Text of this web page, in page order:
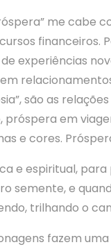
me cabe
financeiros.
experiências
são as
em
e cores.
e espiritual,
semente, e
trilhando o
fazem